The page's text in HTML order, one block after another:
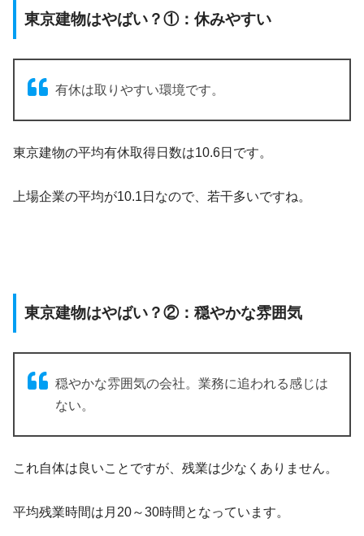
東京建物はやばい？①：休みやすい
有休は取りやすい環境です。
東京建物の平均有休取得日数は10.6日です。
上場企業の平均が10.1日なので、若干多いですね。
東京建物はやばい？②：穏やかな雰囲気
穏やかな雰囲気の会社。業務に追われる感じは
ない。
これ自体は良いことですが、残業は少なくありません。
平均残業時間は月20～30時間となっています。